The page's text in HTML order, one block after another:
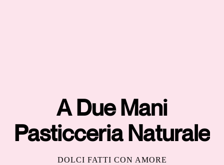
A Due Mani
Pasticceria Naturale
DOLCI FATTI CON AMORE